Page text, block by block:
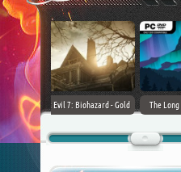
(2017)
TheHunter: Call of the Wild [+